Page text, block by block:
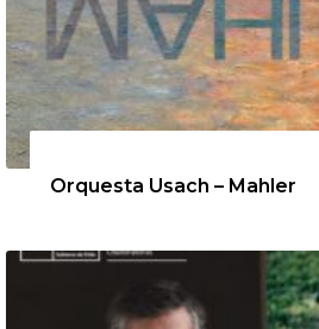
Orquesta Usach – Mahler